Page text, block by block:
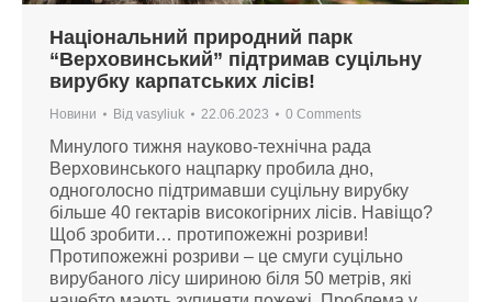
Національний природний парк
“Верховинський” підтримав суцільну
вирубку карпатських лісів!
Новини Від vasyliuk 22.06.2023 0 Comments
Минулого тижня науково-технічна рада
Верховинського нацпарку пробила дно,
одноголосно підтримавши суцільну вирубку
більше 40 гектарів високогірних лісів. Навіщо?
Щоб зробити… протипожежні розриви!
Протипожежні розриви – це смуги суцільно
вирубаного лісу шириною біля 50 метрів, які